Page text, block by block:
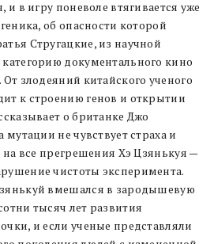
и в игру поневоле втягивается уже
об опасности которой
Стругацкие, из научной
документального кино
злодеяний китайского ученого
к строению генов и открытии
о британке Джо
не чувствует страха и
на все прегрешения Хэ Цзянькуя —
чистоты эксперимента.
вмешался в зародышевую
тысяч лет развития
и если ученые представляли